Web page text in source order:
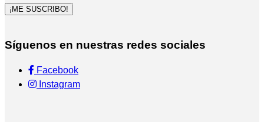
¡ME SUSCRIBO!
Síguenos en nuestras redes sociales
Facebook
Instagram